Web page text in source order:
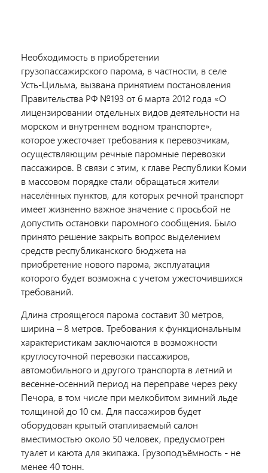
Необходимость в приобретении
грузопассажирского парома, в частности, в селе
Усть-Цильма, вызвана принятием постановления
Правительства РФ №193 от 6 марта 2012 года «О
лицензировании отдельных видов деятельности на
морском и внутреннем водном транспорте»,
которое ужесточает требования к перевозчикам,
осуществляющим речные паромные перевозки
пассажиров. В связи с этим, к главе Республики Коми
в массовом порядке стали обращаться жители
населённых пунктов, для которых речной транспорт
имеет жизненно важное значение с просьбой не
допустить остановки паромного сообщения. Было
принято решение закрыть вопрос выделением
средств республиканского бюджета на
приобретение нового парома, эксплуатация
которого будет возможна с учетом ужесточившихся
требований.
Длина строящегося парома составит 30 метров,
ширина – 8 метров. Требования к функциональным
характеристикам заключаются в возможности
круглосуточной перевозки пассажиров,
автомобильного и другого транспорта в летний и
весенне-осенний период на переправе через реку
Печора, в том числе при мелкобитом зимний льде
толщиной до 10 см. Для пассажиров будет
оборудован крытый отапливаемый салон
вместимостью около 50 человек, предусмотрен
туалет и каюта для экипажа. Грузоподъёмность - не
менее 40 тонн.